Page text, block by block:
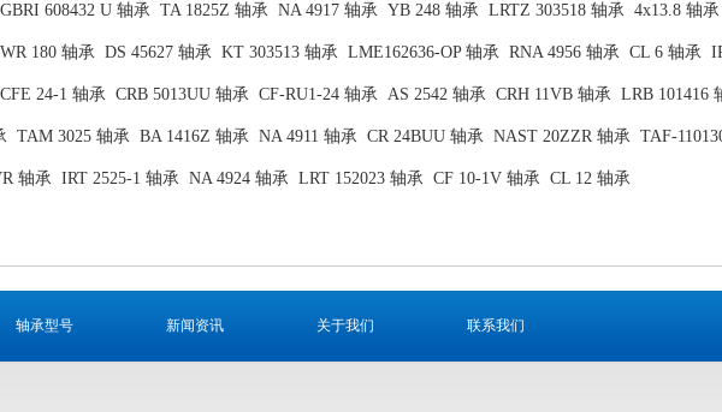
GBRI 608432 U 轴承 TA 1825Z 轴承 NA 4917 轴承 YB 248 轴承 LRTZ 303518 轴承 4x13.8 轴承
WR 180 轴承 DS 45627 轴承 KT 303513 轴承 LME162636-OP 轴承 RNA 4956 轴承 CL 6 轴承
CFE 24-1 轴承 CRB 5013UU 轴承 CF-RU1-24 轴承 AS 2542 轴承 CRH 11VB 轴承 LRB 101416
TAM 3025 轴承 BA 1416Z 轴承 NA 4911 轴承 CR 24BUU 轴承 NAST 20ZZR 轴承 TAF-
轴承 IRT 2525-1 轴承 NA 4924 轴承 LRT 152023 轴承 CF 10-1V 轴承 CL 12 轴承
轴承型号 新闻资讯 关于我们 联系我们